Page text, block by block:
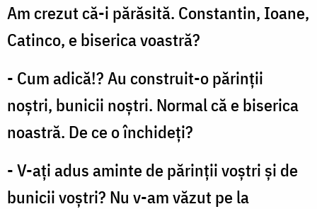
Am crezut că-i părăsită. Constantin, Ioane,
Catinco, e biserica voastră?
- Cum adică!? Au construit-o părinții
noștri, bunicii noștri. Normal că e biserica
noastră. De ce o închideți?
- V-aţi adus aminte de părinții voștri și de
bunicii voștri? Nu v-am văzut pe la